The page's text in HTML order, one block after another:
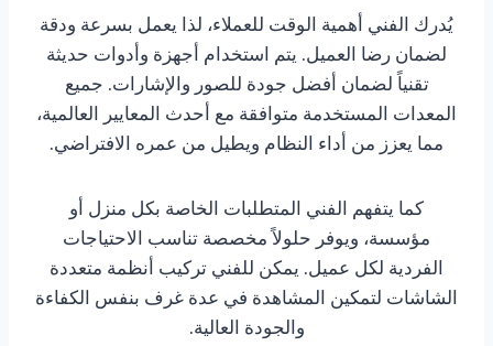
يُدرك الفني أهمية الوقت للعملاء، لذا يعمل بسرعة ودقة
لضمان رضا العميل. يتم استخدام أجهزة وأدوات حديثة
تقنياً لضمان أفضل جودة للصور والإشارات. جميع
المعدات المستخدمة متوافقة مع أحدث المعايير العالمية،
مما يعزز من أداء النظام ويطيل من عمره الافتراضي.
كما يتفهم الفني المتطلبات الخاصة بكل منزل أو
مؤسسة، ويوفر حلولاً مخصصة تناسب الاحتياجات
الفردية لكل عميل. يمكن للفني تركيب أنظمة متعددة
الشاشات لتمكين المشاهدة في عدة غرف بنفس الكفاءة
والجودة العالية.